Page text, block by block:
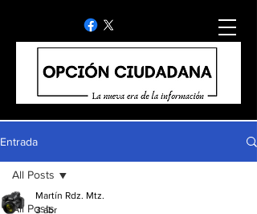
Entrada
All Posts
All Posts
Martín Rdz. Mtz.
3 abr